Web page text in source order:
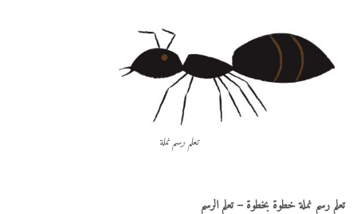
تعلم رسم نملة
تعلم رسم نملة خطوة بخطوة – تعلم الرسم